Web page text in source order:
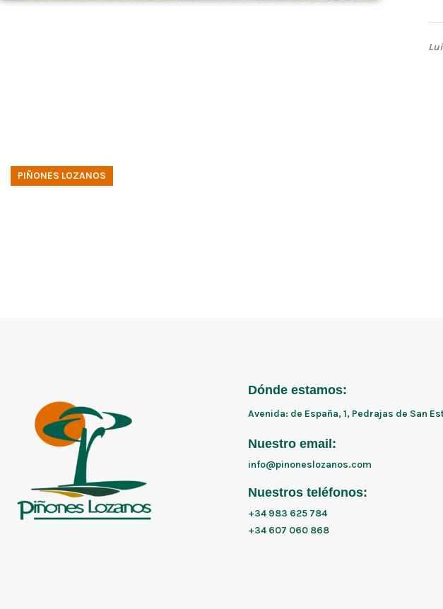
PIÑONES LOZANOS
Dónde estamos:
Avenida: de España, 1, Pedrajas de San
Nuestro email:
info@pinoneslozanos.com
Nuestros teléfonos:
+34 983 625 784
+34 607 060 868